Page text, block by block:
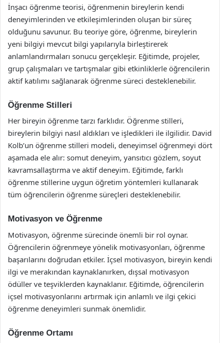
İnşacı öğrenme teorisi, öğrenmenin bireylerin kendi
deneyimlerinden ve etkileşimlerinden oluşan bir süreç
olduğunu savunur. Bu teoriye göre, öğrenme, bireylerin
yeni bilgiyi mevcut bilgi yapılarıyla birleştirerek
anlamlandırmaları sonucu gerçekleşir. Eğitimde, projeler,
grup çalışmaları ve tartışmalar gibi etkinliklerle öğrencilerin
aktif katılımı sağlanarak öğrenme süreci desteklenebilir.
Öğrenme Stilleri
Her bireyin öğrenme tarzı farklıdır. Öğrenme stilleri,
bireylerin bilgiyi nasıl aldıkları ve işledikleri ile ilgilidir. David
Kolb’un öğrenme stilleri modeli, deneyimsel öğrenmeyi dört
aşamada ele alır: somut deneyim, yansıtıcı gözlem, soyut
kavramsallaştırma ve aktif deneyim. Eğitimde, farklı
öğrenme stillerine uygun öğretim yöntemleri kullanarak
tüm öğrencilerin öğrenme süreçleri desteklenebilir.
Motivasyon ve Öğrenme
Motivasyon, öğrenme sürecinde önemli bir rol oynar.
Öğrencilerin öğrenmeye yönelik motivasyonları, öğrenme
başarılarını doğrudan etkiler. İçsel motivasyon, bireyin kendi
ilgi ve merakından kaynaklanırken, dışsal motivasyon
ödüller ve teşviklerden kaynaklanır. Eğitimde, öğrencilerin
içsel motivasyonlarını artırmak için anlamlı ve ilgi çekici
öğrenme deneyimleri sunmak önemlidir.
Öğrenme Ortamı